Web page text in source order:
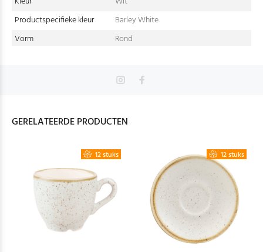
Productspecifieke kleur
Barley White
Vorm
Rond
GERELATEERDE PRODUCTEN
12 stuks 12 stuks